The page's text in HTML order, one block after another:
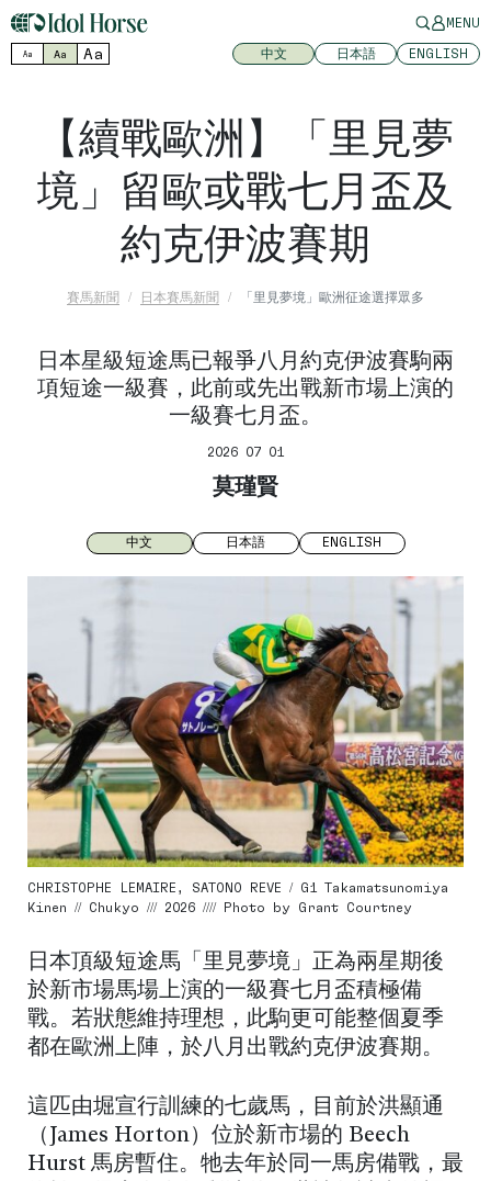
MENU
Aa Aa Aa 中文 日本語 ENGLISH
【續戰歐洲】「里見夢
境」留歐或戰七月盃及
約克伊波賽期
賽馬新聞 日本賽馬新聞 「里見夢境」歐洲征途選擇眾多
日本星級短途馬已報爭八月約克伊波賽駒兩
項短途一級賽，此前或先出戰新市場上演的
一級賽七月盃。
2026 07 01
莫瑾賢
中文 日本語 ENGLISH
CHRISTOPHE LEMAIRE, SATONO REVE / G1 Takamatsunomiya
Kinen // Chukyo /// 2026 //// Photo by Grant Courtney
日本頂級短途馬「里見夢境」正為兩星期後
於新市場馬場上演的一級賽七月盃積極備
戰。若狀態維持理想，此駒更可能整個夏季
都在歐洲上陣，於八月出戰約克伊波賽期。
這匹由堀宣行訓練的七歲馬，目前於洪顯通
（James Horton）位於新市場的 Beech
Hurst 馬房暫住。牠去年於同一馬房備戰，最